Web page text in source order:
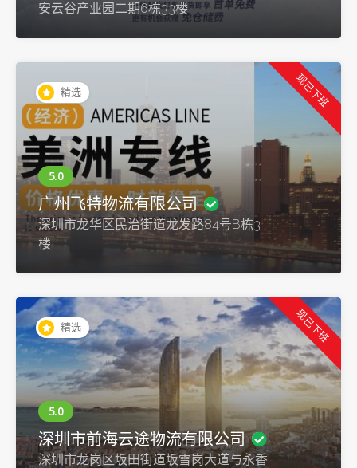
安云谷产业园二期6栋33楼
精选 现已下班
广州飞特物流有限公司
深圳市龙华区民治街道龙发路84号B栋3
楼
精选 现已下班
深圳市前海云途物流有限公司
深圳市龙岗区坂田街道坂雪岗大道与永香